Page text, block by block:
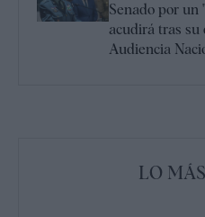
Senado por un
acudirá tras su
Audiencia
LO